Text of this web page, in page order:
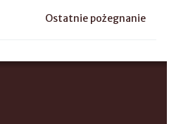
Ostatnie pożegnanie